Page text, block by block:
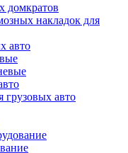
домкратов
накладок для
авто
грузовых авто